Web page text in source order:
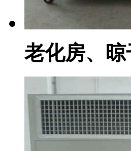
老化房、